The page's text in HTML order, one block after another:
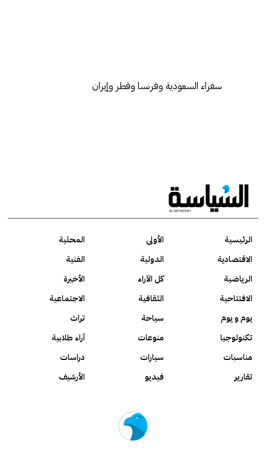
سفراء السعودية وفرنسا وقطر وإيران
الرئيسية الأولى
المحلية
الاقتصادية
الدولية
الفنية
الرياضية
كل الآراء
الأخيرة
الافتتاحية
الثقافية
الاجتماعية
يوم و يوم
سياحة
تراث
تكنولوجيا
منوعات
آراء طلابية
مناسبات
سيارات
دراسات
تقارير
فيديو الأرشيف